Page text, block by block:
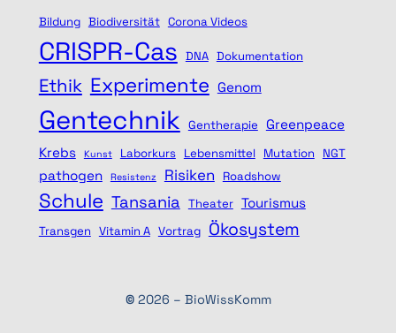
Bildung Biodiversität Corona Videos
CRISPR-Cas DNA Dokumentation
Ethik Experimente Genom
Gentechnik Gentherapie
Greenpeace
Krebs
Kunst Laborkurs Lebensmittel Mutation NGT
pathogen Resistenz Risiken Roadshow
Schule Tansania Theater Tourismus
Transgen Vitamin A Vortrag Ökosystem
©2026 – BioWissKomm